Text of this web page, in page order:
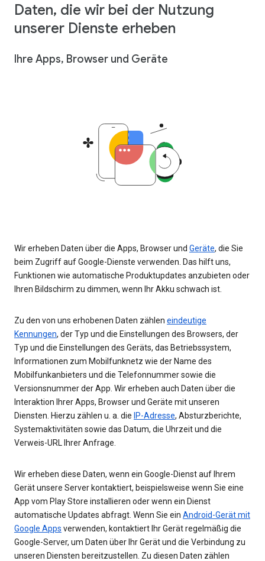
Daten, die wir bei der Nutzung
unserer Dienste erheben
Ihre Apps, Browser und Geräte
Wir erheben Daten über die Apps, Browser und Geräte, die Sie
beim Zugriff auf Google-Dienste verwenden. Das hilft uns,
Funktionen wie automatische Produktupdates anzubieten oder
Ihren Bildschirm zu dimmen, wenn Ihr Akku schwach ist.
Zu den von uns erhobenen Daten zählen eindeutige
Kennungen, der Typ und die Einstellungen des Browsers, der
Typ und die Einstellungen des Geräts, das Betriebssystem,
Informationen zum Mobilfunknetz wie der Name des
Mobilfunkanbieters und die Telefonnummer sowie die
Versionsnummer der App. Wir erheben auch Daten über die
Interaktion Ihrer Apps, Browser und Geräte mit unseren
Diensten. Hierzu zählen u. a. die IP-Adresse, Absturzberichte,
Systemaktivitäten sowie das Datum, die Uhrzeit und die
Verweis-URL Ihrer Anfrage.
Wir erheben diese Daten, wenn ein Google-Dienst auf Ihrem
Gerät unsere Server kontaktiert, beispielsweise wenn Sie eine
App vom Play Store installieren oder wenn ein Dienst
automatische Updates abfragt. Wenn Sie ein Android-Gerät mit
Google Apps verwenden, kontaktiert Ihr Gerät regelmäßig die
Google-Server, um Daten über Ihr Gerät und die Verbindung zu
unseren Diensten bereitzustellen. Zu diesen Daten zählen